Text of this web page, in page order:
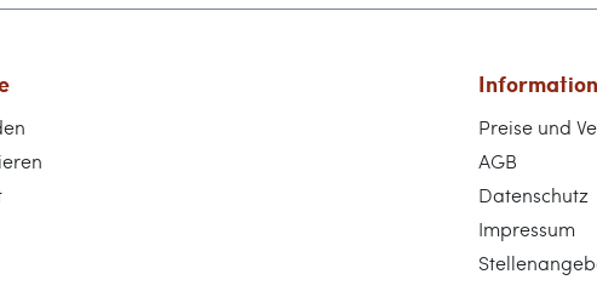
Preise und
AGB
Datenschutz
Impressum